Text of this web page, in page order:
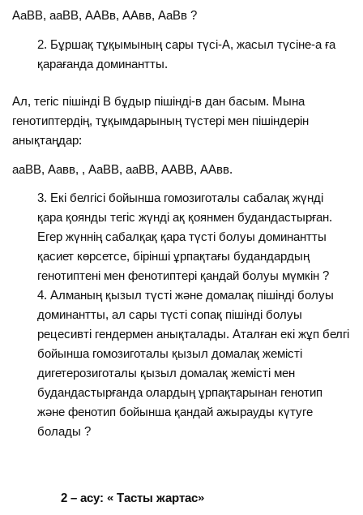
АаВВ, ааВВ, ААВв, ААвв, АаВв ?
Бұршақ тұқымының сары түсі-А, жасыл түсіне-а ға
қарағанда доминантты.
Ал, тегіс пішінді В бұдыр пішінді-в дан басым. Мына
генотиптердің, тұқымдарының түстері мен пішіндерін
анықтаңдар:
ааВВ, Аавв, , АаВВ, ааВВ, ААВВ, ААвв.
Екі белгісі бойынша гомозиготалы сабалақ жүнді
қара қоянды тегіс жүнді ақ қоянмен будандастырған.
Егер жүннің сабалқақ қара түсті болуы доминантты
қасиет көрсетсе, бірінші ұрпақтағы будандардың
генотиптені мен фенотиптері қандай болуы мүмкін ?
Алманың қызыл түсті және домалақ пішінді болуы
доминантты, ал сары түсті сопақ пішінді болуы
рецесивті гендермен анықталады. Аталған екі жұп белгі
бойынша гомозиготалы қызыл домалақ жемісті
дигетерозиготалы қызыл домалақ жемісті мен
будандастырғанда олардың ұрпақтарынан генотип
және фенотип бойынша қандай ажырауды күтуге
болады ?
2 – асу: « Тасты жартас»